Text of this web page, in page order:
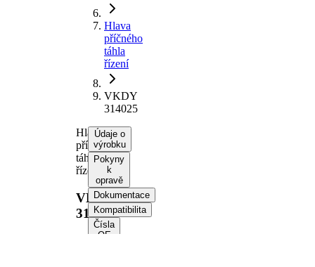
Hlava
příčného
táhla
řízení
VKDY
314025
Hlava
příčného
táhla
řízení
VKDY
314025
Údaje o
výrobku
Pokyny
k
opravě
Dokumentace
Kompatibilita
Čísla
OE